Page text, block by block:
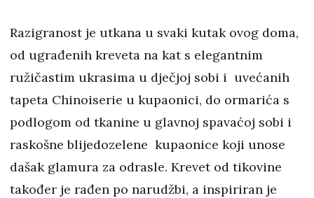
Razigranost je utkana u svaki kutak ovog doma,
od ugrađenih kreveta na kat s elegantnim
ružičastim ukrasima u dječjoj sobi i uvećanih
tapeta Chinoiserie u kupaonici, do ormarića s
podlogom od tkanine u glavnoj spavaćoj sobi i
raskošne blijedozelene kupaonice koji unose
dašak glamura za odrasle. Krevet od tikovine
također je rađen po narudžbi, a inspiriran je